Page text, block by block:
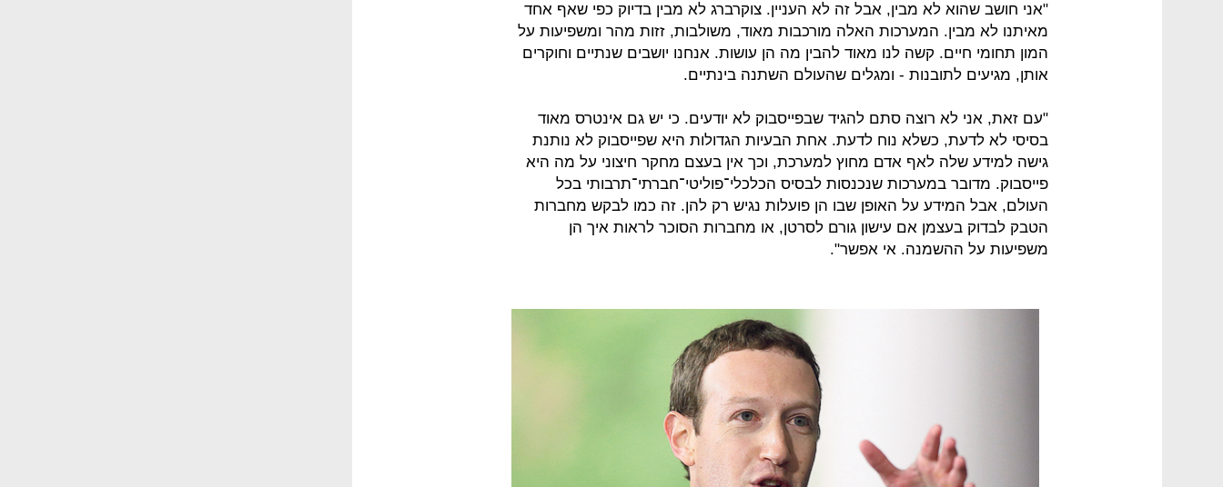
"אני חושב שהוא לא מבין, אבל זה לא העניין. צוקרברג לא מבין בדיוק כפי שאף אחד
מאיתנו לא מבין. המערכות האלה מורכבות מאוד, משולבות, זזות מהר ומשפיעות על
המון תחומי חיים. קשה לנו מאוד להבין מה הן עושות. אנחנו יושבים שנתיים וחוקרים
אותן, מגיעים לתובנות - ומגלים שהעולם השתנה בינתיים.
"עם זאת, אני לא רוצה סתם להגיד שבפייסבוק לא יודעים. כי יש גם אינטרס מאוד
בסיסי לא לדעת, כשלא נוח לדעת. אחת הבעיות הגדולות היא שפייסבוק לא נותנת
גישה למידע שלה לאף אדם מחוץ למערכת, וכך אין בעצם מחקר חיצוני על מה היא
פייסבוק. מדובר במערכות שנכנסות לבסיס הכלכלי־פוליטי־חברתי־תרבותי בכל
העולם, אבל המידע על האופן שבו הן פועלות נגיש רק להן. זה כמו לבקש מחברות
הטבק לבדוק בעצמן אם עישון גורם לסרטן, או מחברות הסוכר לראות איך הן
משפיעות על ההשמנה. אי אפשר".